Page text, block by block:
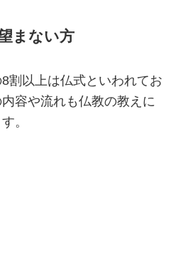
まない方
割以上は仏式といわれてお
容や流れも仏教の教えに
。